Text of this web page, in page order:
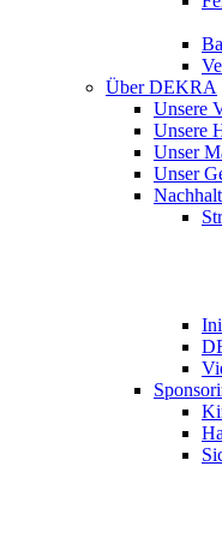
Über DEKRA
Unsere
Unsere
Unser
Unser